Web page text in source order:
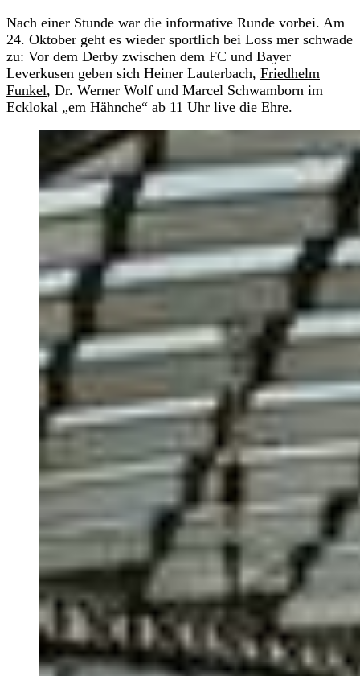
Nach einer Stunde war die informative Runde vorbei. Am
24. Oktober geht es wieder sportlich bei Loss mer schwade
zu: Vor dem Derby zwischen dem FC und Bayer
Leverkusen geben sich Heiner Lauterbach, Friedhelm
Funkel, Dr. Werner Wolf und Marcel Schwamborn im
Ecklokal „em Hähnche“ ab 11 Uhr live die Ehre.